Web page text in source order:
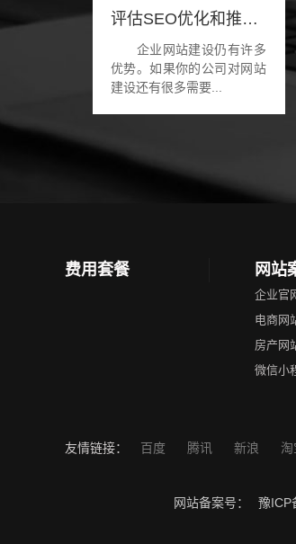
评估SEO优化和推广对企业网站的重要性
企业网站建设仍有许多
优势。如果你的公司对网站
建设还有很多需要...
费用套餐 网站
企业官
电商网
房产网
微信小
友情链接： 百度 腾讯 新浪 淘
网站备案号： 豫ICP